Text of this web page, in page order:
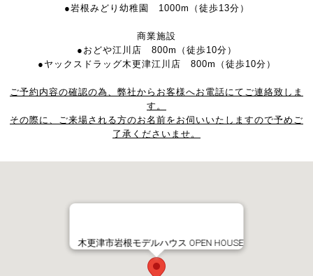
●岩根みどり幼稚園 1000m（徒歩13分）
商業施設
●おどや江川店 800m（徒歩10分）
●ヤックスドラッグ木更津江川店 800m（徒歩10分）
ご予約内容の確認の為、弊社からお客様へお電話にてご連絡致しま
す。
その際に、ご来場される方のお名前をお伺いいたしますので予めご
了承くださいませ。